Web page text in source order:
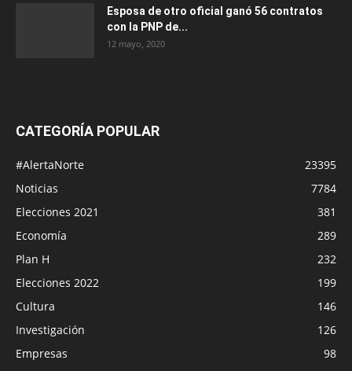
Esposa de otro oficial ganó 56 contratos
con la PNP de...
12 mayo, 2020
CATEGORÍA POPULAR
#AlertaNorte
23395
Noticias
7784
Elecciones 2021
381
Economía
289
Plan H
232
Elecciones 2022
199
Cultura
146
Investigación
126
Empresas
98